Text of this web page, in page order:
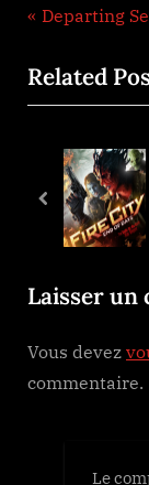
de
l’article
P
e
v
u
o
t
:
Departing
Related
prev
Laisser un
Vous devez
commentaire.
Le